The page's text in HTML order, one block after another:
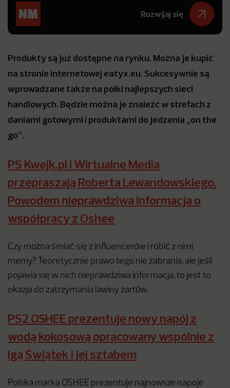
Rozwijaj się
Produkty są już dostępne na rynku. Można je kupić
na stronie internetowej eatyx.eu. Sukcesywnie są
wprowadzane także na półki najlepszych sieci
handlowych. Będzie można je znaleźć w strefach z
daniami gotowymi i produktami do jedzenia „on the
go”.
PS Kwejk.pl i Wirtualne Media
przepraszają Roberta Lewandowskiego.
Powodem nieprawdziwa informacja o
współpracy z Oshee
Czy można śmiać się z influencerów i robić z nimi
memy? Teoretycznie prawo tego nie zabrania, ale jeśli
pojawia się w nich nieprawdziwa informacja, to jest to
okazja do zatrzymania lawiny żartów.
PS2 OSHEE prezentuje nowy napój z
wodą kokosową opracowany wspólnie z
Igą Świątek i jej sztabem
Polska marka OSHEE prezentuje najnowsze napoje